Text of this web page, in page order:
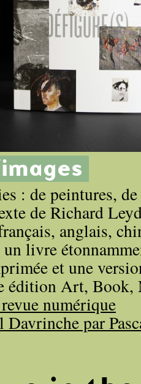
: de peintures,
de Richard
anglais,
livre
et une
édition Art, Book,
numérique
Davrinche par